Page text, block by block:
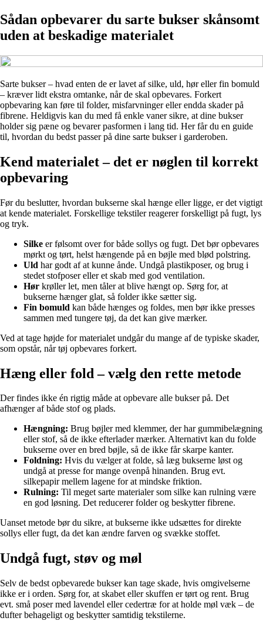
Sådan opbevarer du sarte bukser skånsomt
uden at beskadige materialet
Sarte bukser – hvad enten de er lavet af silke, uld, hør eller fin bomuld
– kræver lidt ekstra omtanke, når de skal opbevares. Forkert
opbevaring kan føre til folder, misfarvninger eller endda skader på
fibrene. Heldigvis kan du med få enkle vaner sikre, at dine bukser
holder sig pæne og bevarer pasformen i lang tid. Her får du en guide
til, hvordan du bedst passer på dine sarte bukser i garderoben.
Kend materialet – det er nøglen til korrekt
opbevaring
Før du beslutter, hvordan bukserne skal hænge eller ligge, er det vigtigt
at kende materialet. Forskellige tekstiler reagerer forskelligt på fugt, lys
og tryk.
Silke er følsomt over for både sollys og fugt. Det bør opbevares
mørkt og tørt, helst hængende på en bøjle med blød polstring.
Uld har godt af at kunne ånde. Undgå plastikposer, og brug i
stedet stofposer eller et skab med god ventilation.
Hør krøller let, men tåler at blive hængt op. Sørg for, at
bukserne hænger glat, så folder ikke sætter sig.
Fin bomuld kan både hænges og foldes, men bør ikke presses
sammen med tungere tøj, da det kan give mærker.
Ved at tage højde for materialet undgår du mange af de typiske skader,
som opstår, når tøj opbevares forkert.
Hæng eller fold – vælg den rette metode
Der findes ikke én rigtig måde at opbevare alle bukser på. Det
afhænger af både stof og plads.
Hængning: Brug bøjler med klemmer, der har gummibelægning
eller stof, så de ikke efterlader mærker. Alternativt kan du folde
bukserne over en bred bøjle, så de ikke får skarpe kanter.
Foldning: Hvis du vælger at folde, så læg bukserne løst og
undgå at presse for mange ovenpå hinanden. Brug evt.
silkepapir mellem lagene for at mindske friktion.
Rulning: Til meget sarte materialer som silke kan rulning være
en god løsning. Det reducerer folder og beskytter fibrene.
Uanset metode bør du sikre, at bukserne ikke udsættes for direkte
sollys eller fugt, da det kan ændre farven og svække stoffet.
Undgå fugt, støv og møl
Selv de bedst opbevarede bukser kan tage skade, hvis omgivelserne
ikke er i orden. Sørg for, at skabet eller skuffen er tørt og rent. Brug
evt. små poser med lavendel eller cedertræ for at holde møl væk – de
dufter behageligt og beskytter samtidig tekstilerne.